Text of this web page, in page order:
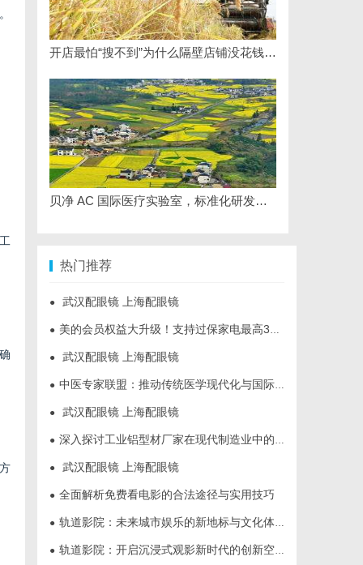
开店最怕“搜不到”为什么隔壁店铺没花钱，ai却天天给他免费派单？
贝净 AC 国际医疗实验室，标准化研发体系全解析
热门推荐
● 武汉配眼镜 上海配眼镜
● 美的会员权益大升级！支持过保家电最高3000元免费维修
● 武汉配眼镜 上海配眼镜
● 中医专家联盟：推动传统医学现代化与国际化的桥梁
● 武汉配眼镜 上海配眼镜
● 深入探讨工业铝型材厂家在现代制造业中的重要角色与发展趋势
● 武汉配眼镜 上海配眼镜
● 全面解析免费看电影的合法途径与实用技巧
● 轨道影院：未来城市娱乐的新地标与文化体验空间
● 轨道影院：开启沉浸式观影新时代的创新空间体验